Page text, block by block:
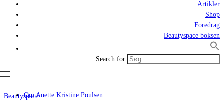
Artikler
Shop
Foredrag
Beautyspace boksen
Search for:
Om Anette Kristine Poulsen
Beautyspace